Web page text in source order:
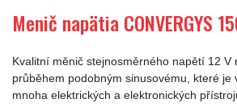
Menič napätia CONVERGYS
Kvalitní měnič stejnosměrného napětí 12 V
průběhem podobným sinusovému, které je
mnoha elektrických a elektronických